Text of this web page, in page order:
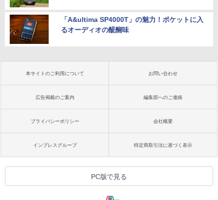
「A&ultima SP4000T」の魅力！ポケットに入
るオーディオの醍醐味
本サイトのご利用について お問い合わせ
広告掲載のご案内 編集部へのご連絡
プライバシーポリシー 会社概要
インプレスグループ 特定商取引法に基づく表示
PC版で見る